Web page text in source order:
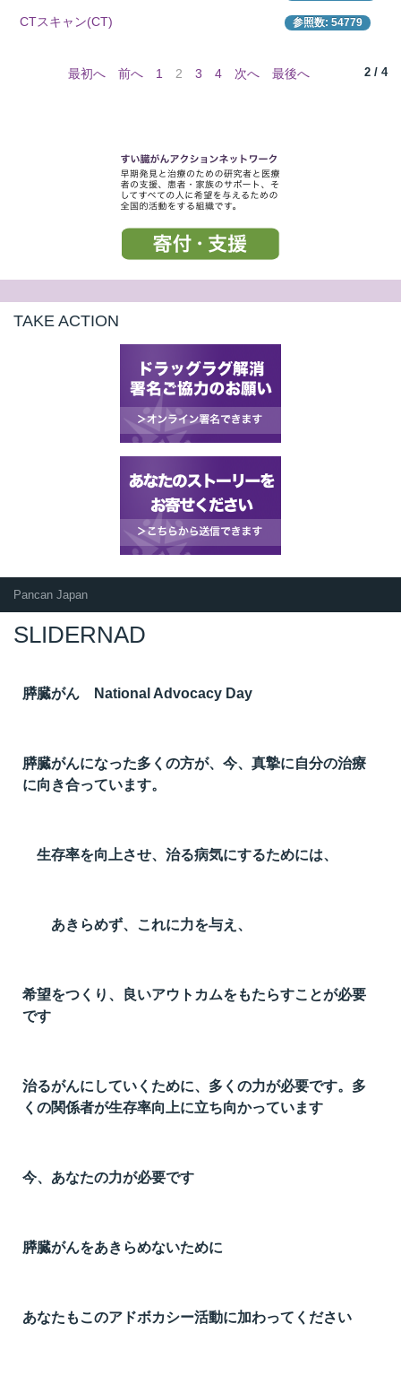
CTスキャン(CT) 参照数: 54779
2 / 4
最初へ 前へ 1 2 3 4 次へ 最後へ
TAKE ACTION
Pancan Japan
SLIDERNAD
膵臓がん National Advocacy Day
膵臓がんになった多くの方が、今、真摯に自分の治療
に向き合っています。
生存率を向上させ、治る病気にするためには、
あきらめず、これに力を与え、
希望をつくり、良いアウトカムをもたらすことが必要
です
治るがんにしていくために、多くの力が必要です。多
くの関係者が生存率向上に立ち向かっています
今、あなたの力が必要です
膵臓がんをあきらめないために
あなたもこのアドボカシー活動に加わってください